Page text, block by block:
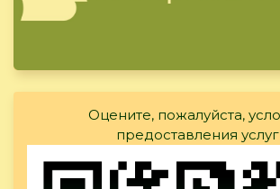
Оцените, пожалуйста,
предоставления услуг